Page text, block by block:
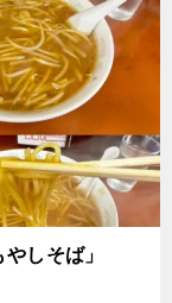
しそば」